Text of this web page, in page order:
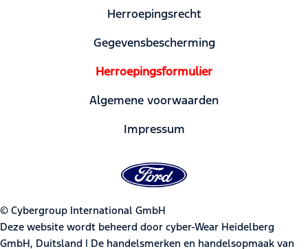
Herroepingsrecht
Gegevensbescherming
Herroepingsformulier
Algemene voorwaarden
Impressum
© Cybergroup International GmbH
Deze website wordt beheerd door cyber-Wear Heidelberg
GmbH, Duitsland | De handelsmerken en handelsopmaak van